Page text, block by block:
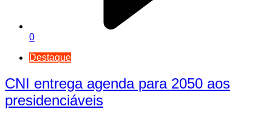
0
Destaque
CNI entrega agenda para 2050 aos
presidenciáveis